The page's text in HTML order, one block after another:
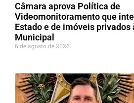
Câmara aprova Política de
Videomonitoramento que
Estado e de imóveis privados
Municipal
6 de agosto de 2026